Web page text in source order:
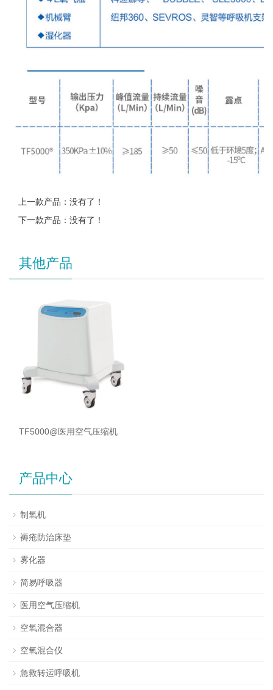
上一款产品：没有了！
下一款产品：没有了！
其他产品
TF5000@医用空气压缩机
产品中心
制氧机
褥疮防治床垫
雾化器
简易呼吸器
医用空气压缩机
空氧混合器
空氧混合仪
急救转运呼吸机